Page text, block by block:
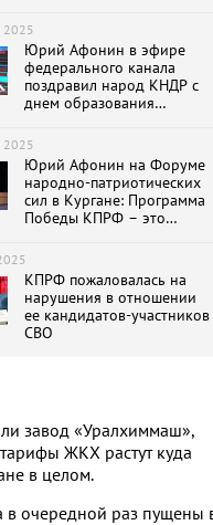
2025
Юрий Афонин в эфире
федерального канала
поздравил народ КНДР с
днем образования
2025
Юрий Афонин на Форуме
народно-патриотических
сил в Кургане: Программа
Победы КПРФ – это
интересы людей
КПРФ пожаловалась на
нарушения в отношении
ее кандидатов-участников
СВО
завод «Уралхиммаш»,
ЖКХ растут куда
в целом.
в очередной раз пущены